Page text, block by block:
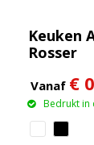
Keuken
Rosser
Vanaf €
Bedrukt in